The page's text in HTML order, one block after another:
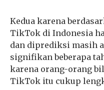
Kedua karena
TikTok di Indonesia
dan diprediksi masih
signifikan beberapa
karena orang-orang
TikTok itu cukup